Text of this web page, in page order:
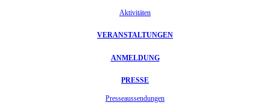
Aktivitäten
VERANSTALTUNGEN
ANMELDUNG
PRESSE
Presseaussendungen